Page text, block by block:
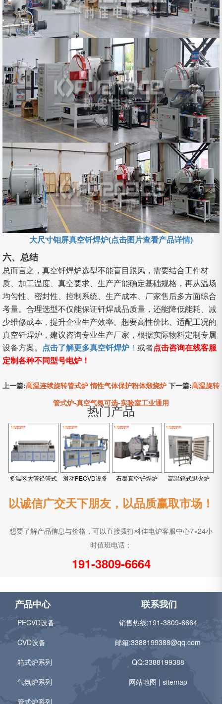
大尺寸钼屏真空钎焊炉(点击图片查看产品详情)
六、总结
总而言之，真空钎焊炉选型不能盲目跟风，需要结合工件材
质、加工温度、真空要求、生产产能确定基础规格，再从温场
均匀性、密封性、控制系统、生产成本、厂家售后多方面综合
考量。合理选型不仅能保证钎焊成品质量，还能降低能耗、减
少维修成本，提升企业生产效率。想要高性价比、适配工况的
真空钎焊炉，建议咨询专业生产厂家，根据实际物料定制专属
设备方案。 点击了解更多真空钎焊炉 ！ 或者点击咨询在线客服
定制各种不同型号电炉！
上一篇:高温连续旋转管式炉 惰性气体保护粉体煅烧炉 下一篇:高温旋转
管式炉-真空气氛可选-实验室工业通用
热门产品
多温区大管径管式
滑动PECVD设备 石墨真空钎焊炉 高温箱式退火炉
以诚信广交天下朋友，以品质赢取市场！
想要了解产品信息与价格，可以直接拨打科佳电炉客服中心7×24小
时值班电话：
191-3809-6664
产品中心
PECVD设备
CVD设备
箱式炉系列
气氛炉系列
管式炉系列
联系我们
销售热线:191-3809-6664
邮箱:3388199388@qq.com
QQ:3388199388
网站地图 | sitemap